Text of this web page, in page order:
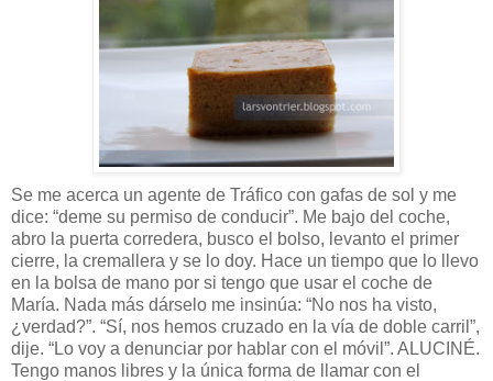
Se me acerca un agente de Tráfico con gafas de sol y me
dice: “deme su permiso de conducir”. Me bajo del coche,
abro la puerta corredera, busco el bolso, levanto el primer
cierre, la cremallera y se lo doy. Hace un tiempo que lo llevo
en la bolsa de mano por si tengo que usar el coche de
María. Nada más dárselo me insinúa: “No nos ha visto,
¿verdad?”. “Sí, nos hemos cruzado en la vía de doble carril”,
dije. “Lo voy a denunciar por hablar con el móvil”. ALUCINÉ.
Tengo manos libres y la única forma de llamar con el